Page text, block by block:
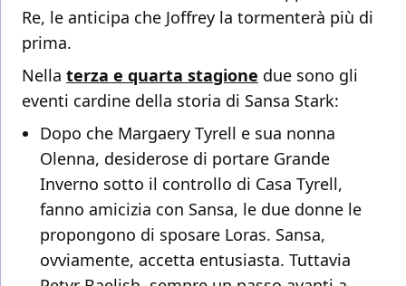
Re, le anticipa che Joffrey la tormenterà più di
prima.
Nella terza e quarta stagione due sono gli
eventi cardine della storia di Sansa Stark:
Dopo che Margaery Tyrell e sua nonna
Olenna, desiderose di portare Grande
Inverno sotto il controllo di Casa Tyrell,
fanno amicizia con Sansa, le due donne le
propongono di sposare Loras. Sansa,
ovviamente, accetta entusiasta. Tuttavia